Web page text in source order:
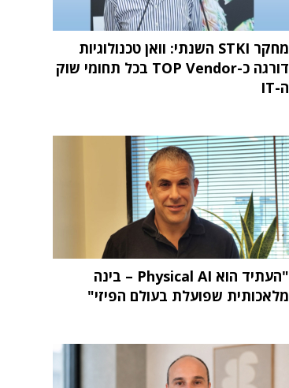
מחקר STKI השנתי: וואן טכנולוגיות
דורגה כ-TOP Vendor בכל תחומי שוק
ה-IT
"העתיד הוא Physical AI – בינה
מלאכותית שפועלת בעולם הפיזי"